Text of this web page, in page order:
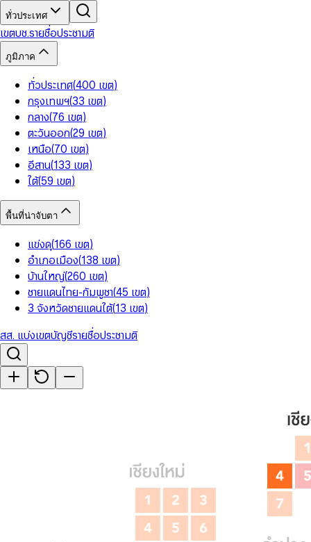
ทั่วประเทศ
เขตบช.รายชื่อประชามติ
ภูมิภาค
ทั่วประเทศ(400 เขต)
กรุงเทพฯ(33 เขต)
กลาง(76 เขต)
ตะวันออก(29 เขต)
เหนือ(70 เขต)
อีสาน(133 เขต)
ใต้(59 เขต)
พื้นที่น่าจับตา
แข่งดุ(166 เขต)
อำเภอเมือง(138 เขต)
บ้านใหญ่(260 เขต)
ชายแดนไทย-กัมพูชา(45 เขต)
3 จังหวัดชายแดนใต้(13 เขต)
สส. แบ่งเขตบัญชีรายชื่อประชามติ